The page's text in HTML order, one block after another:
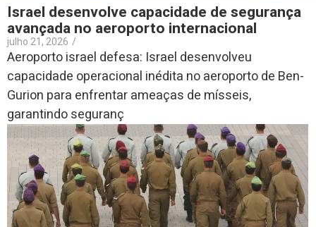
Israel desenvolve capacidade de segurança
avançada no aeroporto internacional
julho 21, 2026 /
Aeroporto israel defesa: Israel desenvolveu
capacidade operacional inédita no aeroporto de Ben-
Gurion para enfrentar ameaças de mísseis,
garantindo seguranç